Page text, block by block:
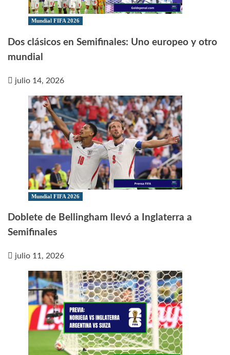
Mundial FIFA 2026
Dos clásicos en Semifinales: Uno europeo y otro
mundial
julio 14, 2026
Mundial FIFA 2026
Doblete de Bellingham llevó a Inglaterra a
Semifinales
julio 11, 2026